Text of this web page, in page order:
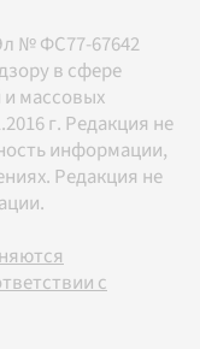
№ ФС77-67642
в сфере
массовых
г. Редакция не
информации,
Редакция не
с